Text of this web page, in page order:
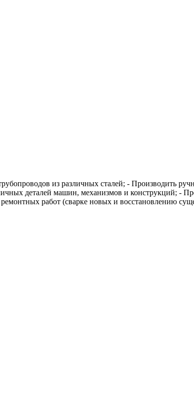
из различных сталей; - Производить
деталей машин, механизмов и конструкций; -
работ (сварке новых и восстановлению